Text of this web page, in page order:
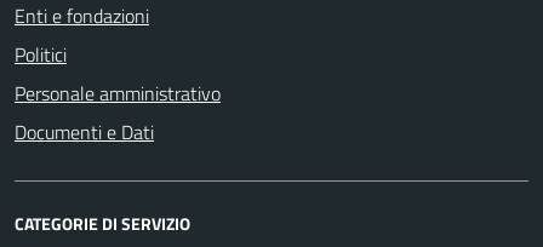
Enti e fondazioni
Politici
Personale amministrativo
Documenti e Dati
CATEGORIE DI SERVIZIO